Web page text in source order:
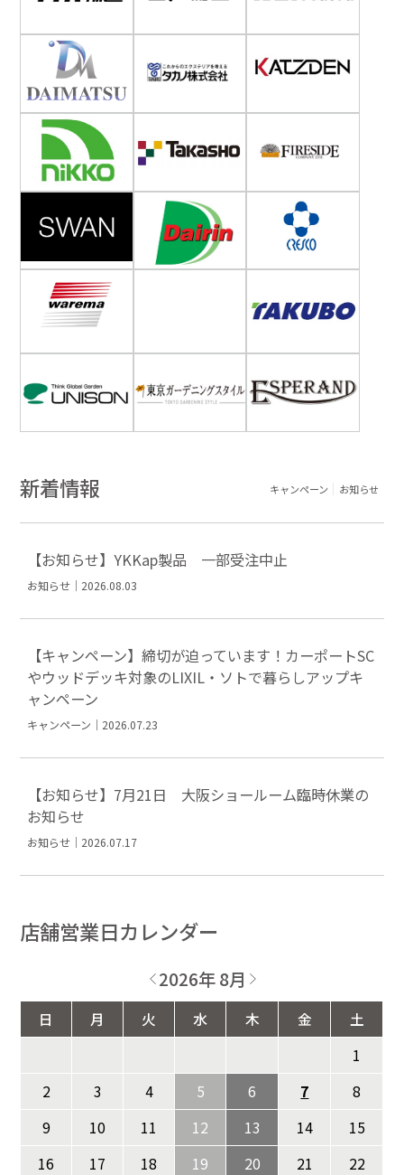
新着情報 キャンペーン お知らせ
【お知らせ】YKKap製品 一部受注中止
お知らせ｜2026.08.03
【キャンペーン】締切が迫っています！カーポートSC
やウッドデッキ対象のLIXIL・ソトで暮らしアップキ
ャンペーン
キャンペーン｜2026.07.23
【お知らせ】7月21日 大阪ショールーム臨時休業の
お知らせ
お知らせ｜2026.07.17
店舗営業日カレンダー
2026年 8月
日 月 火 水 木 金
土
1
2
3 4 5 6 7
8
9
10 11 12 13 14
15
16
17 18 19 20 21
22